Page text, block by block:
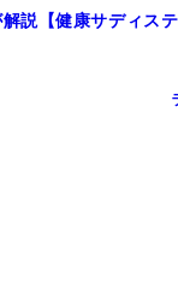
説【健康サディス